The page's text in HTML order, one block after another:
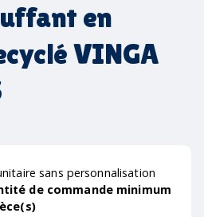
en
VINGA
sans personnalisation
de commande minimum